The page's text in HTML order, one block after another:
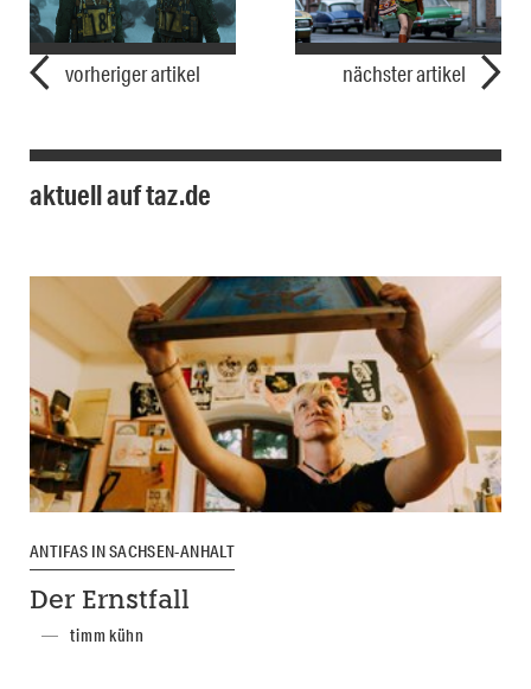
vorheriger artikel nächster artikel
aktuell auf taz.de
ANTIFAS IN SACHSEN-ANHALT
Der Ernstfall
timm kühn